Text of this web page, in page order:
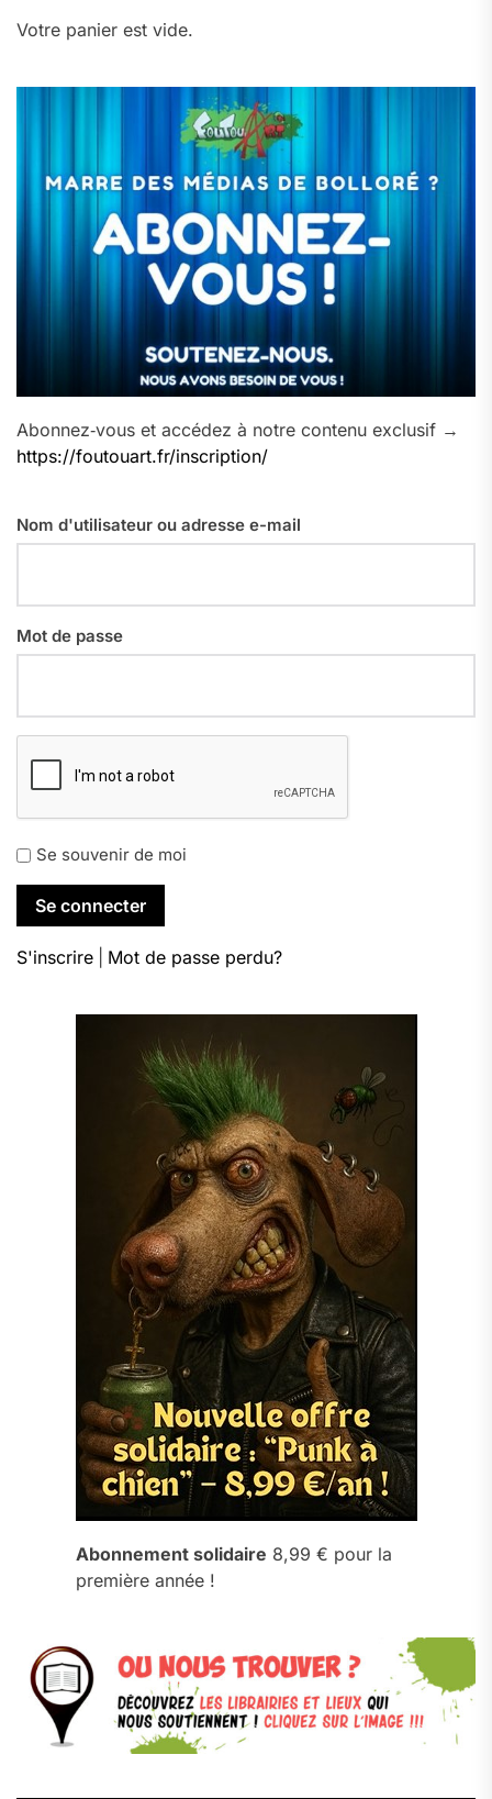
Votre panier est vide.
Abonnez‑vous et accédez à notre contenu exclusif →
https://foutouart.fr/inscription/
Nom d'utilisateur ou adresse e-mail
Mot de passe
Se souvenir de moi
S'inscrire Mot de passe perdu?
Abonnement solidaire 8,99 € pour la
première année !